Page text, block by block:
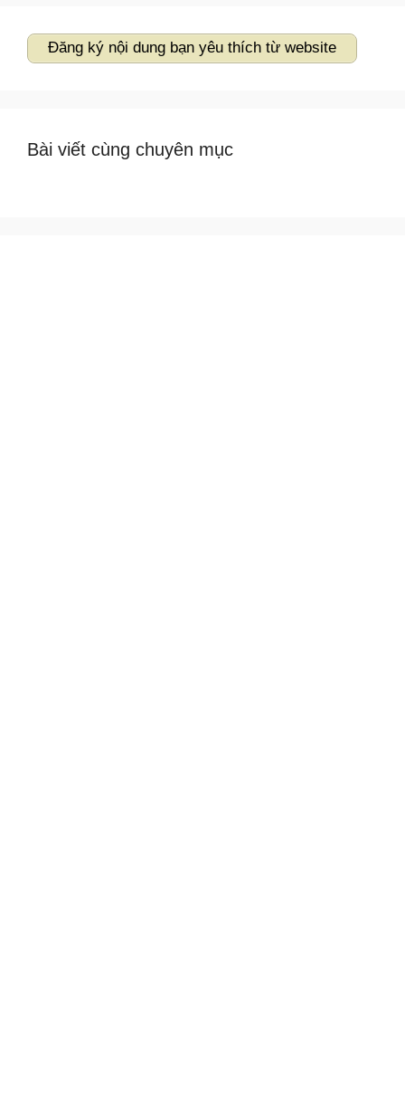
Đăng ký nội dung bạn yêu thích từ website
Bài viết cùng chuyên mục